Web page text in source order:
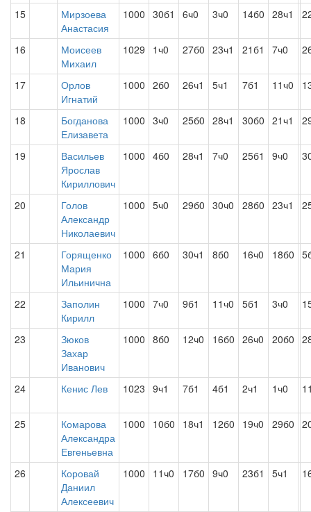
15
Мирзоева
Анастасия
1000 30б1 6ч0 3ч0 14б0 28ч1
16
Моисеев
Михаил
1029 1ч0 27б0 23ч1 21б1 7ч0
17
Орлов
Игнатий
1000 2б0 26ч1 5ч1 7б1 11ч0
18
Богданова
Елизавета
1000 3ч0 25б0 28ч1 30б0 21ч1
19
Васильев
Ярослав
Кириллович
1000 4б0 28ч1 7ч0 25б1 9ч0
20
Голов
Александр
Николаевич
1000 5ч0 29б0 30ч0 28б0 23ч1
21
Горященко
Мария
Ильинична
1000 6б0 30ч1 8б0 16ч0 18б0
22
Заполин
Кирилл
1000 7ч0 9б1 11ч0 5б1 3ч0
23
Зюков
Захар
Иванович
1000 8б0 12ч0 16б0 26ч0 20б0
24 Кенис Лев 1023 9ч1 7б1 4б1 2ч1 1ч0
25
Комарова
Александра
Евгеньевна
1000 10б0 18ч1 12б0 19ч0 29б0
26
Коровай
Даниил
Алексеевич
1000 11ч0 17б0 9ч0 23б1 5ч1